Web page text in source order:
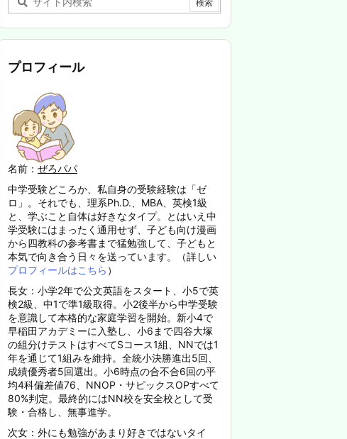
プロフィール
名前： ぜろパパ
中学受験どころか、私自身の受験経験は「ゼ
ロ」。それでも、理系Ph.D.、MBA、英検1級
と、学ぶこと自体は好きなタイプ。とはいえ中
学受験にはまったく通用せず、子ども向け漫画
から四教科の参考書まで猛勉強して、子どもと
本気で向き合う日々を送っています。（詳しい
プロフィールはこちら ）
長女：小学2年で公文英語をスタート、小5で英
検2級、中1で準1級取得。小2後半から中学受験
を意識して本格的な家庭学習を開始。新小4で
早稲田アカデミーに入塾し、小6まで四谷大塚
の組分けテストはすべてSコース1組、NNでは1
年を通じて1組みを維持。全統小決勝進出5回、
成績優秀者5回選出。小6時点の合不合6回の平
均4科偏差値76、NNOP・サピックスOPすべて
80%判定。最終的にはNN校を安全校として受
験・合格し、無事進学。
次女：外にも勉強があまり好きではないタイ